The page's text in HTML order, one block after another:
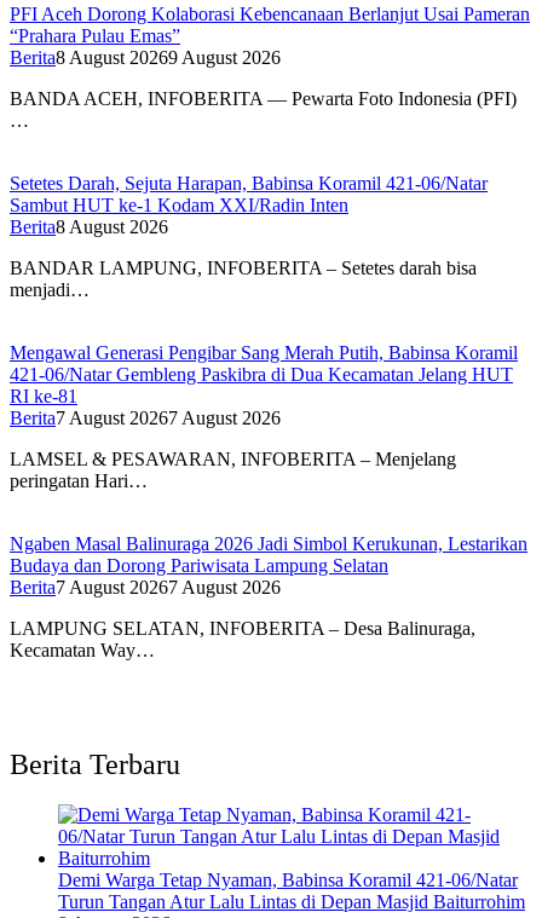
PFI Aceh Dorong Kolaborasi Kebencanaan Berlanjut Usai Pameran
“Prahara Pulau Emas”
Berita8 August 20269 August 2026
BANDA ACEH, INFOBERITA — Pewarta Foto Indonesia (PFI)
…
Setetes Darah, Sejuta Harapan, Babinsa Koramil 421-06/Natar
Sambut HUT ke-1 Kodam XXI/Radin Inten
Berita8 August 2026
BANDAR LAMPUNG, INFOBERITA – Setetes darah bisa
menjadi…
Mengawal Generasi Pengibar Sang Merah Putih, Babinsa Koramil
421-06/Natar Gembleng Paskibra di Dua Kecamatan Jelang HUT
RI ke-81
Berita7 August 20267 August 2026
LAMSEL & PESAWARAN, INFOBERITA – Menjelang
peringatan Hari…
Ngaben Masal Balinuraga 2026 Jadi Simbol Kerukunan, Lestarikan
Budaya dan Dorong Pariwisata Lampung Selatan
Berita7 August 20267 August 2026
LAMPUNG SELATAN, INFOBERITA – Desa Balinuraga,
Kecamatan Way…
Berita Terbaru
Demi Warga Tetap Nyaman, Babinsa Koramil 421-06/Natar
Turun Tangan Atur Lalu Lintas di Depan Masjid Baiturrohim